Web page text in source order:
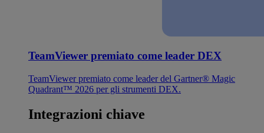
TeamViewer premiato come leader DEX
TeamViewer premiato come leader del Gartner® Magic
Quadrant™ 2026 per gli strumenti DEX.
Integrazioni chiave